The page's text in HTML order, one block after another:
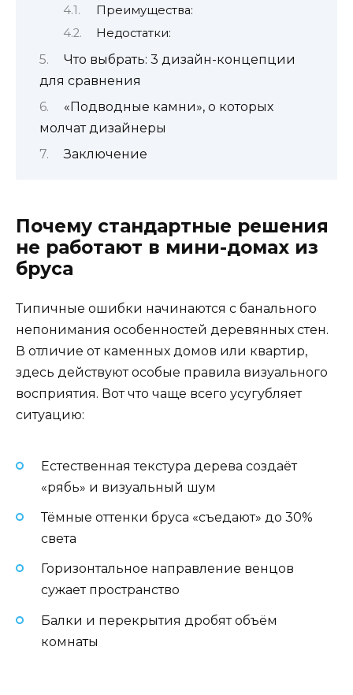
Преимущества:
Недостатки:
Что выбрать: 3 дизайн-концепции
для сравнения
«Подводные камни», о которых
молчат дизайнеры
Заключение
Почему стандартные решения
не работают в мини-домах из
бруса
Типичные ошибки начинаются с банального
непонимания особенностей деревянных стен.
В отличие от каменных домов или квартир,
здесь действуют особые правила визуального
восприятия. Вот что чаще всего усугубляет
ситуацию:
Естественная текстура дерева создаёт
«рябь» и визуальный шум
Тёмные оттенки бруса «съедают» до 30%
света
Горизонтальное направление венцов
сужает пространство
Балки и перекрытия дробят объём
комнаты